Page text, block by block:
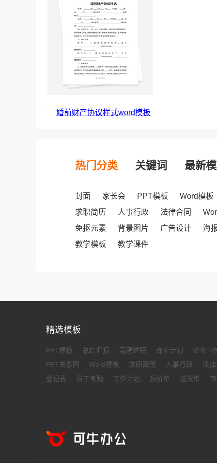
婚前财产协议样式word模板
热门分类 关键词 最新
封面 家长会 PPT模板
Word模板
求职简历
人事行政 法律合同
免抠元素
背景图片 广告设计
海
教学模板
教学课件
精选模板
PPT模板 总结汇报 竞聘述职 商业计划
企业宣
PPT关系图
Word模板 求职简历 人事行政
法
登记表
员工考勤 工作计划 报价单 送货单